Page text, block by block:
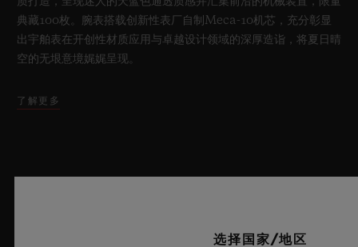
典藏100枚。腕表搭载创新性表厂自制Meca-10机芯，充分彰显
出宇舶表在开创性材质应用与卓越设计领域的深厚造诣，将夏日晴
空的无垠意境娓娓呈现。
了解更多
选择国家/地区